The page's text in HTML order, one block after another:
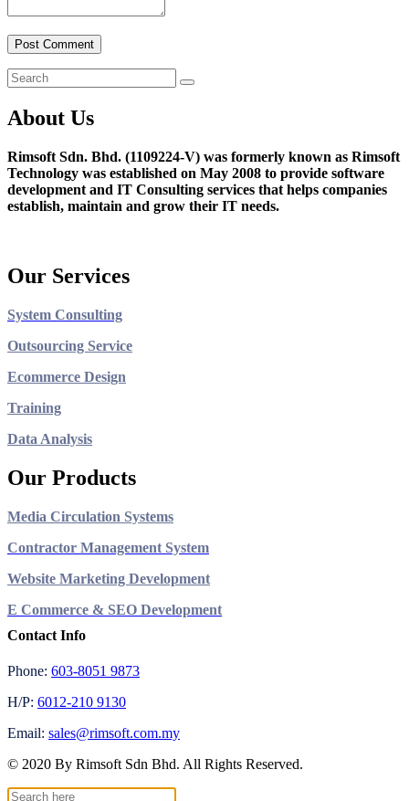
About Us
Rimsoft Sdn. Bhd. (1109224-V) was formerly known as Rimsoft
Technology was established on May 2008 to provide software
development and IT Consulting services that helps companies
establish, maintain and grow their IT needs.
Our Services
System Consulting
Outsourcing Service
Ecommerce Design
Training
Data Analysis
Our Products
Media Circulation Systems
Contractor Management System
Website Marketing Development
E Commerce & SEO Development
Contact Info
Phone: 603-8051 9873
H/P: 6012-210 9130
Email: sales@rimsoft.com.my
© 2020 By Rimsoft Sdn Bhd. All Rights Reserved.